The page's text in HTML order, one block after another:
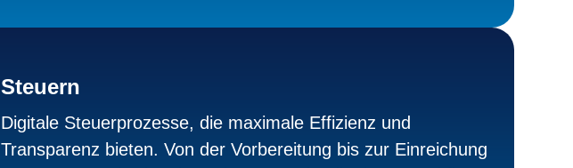
Steuern
Digitale Steuerprozesse, die maximale Effizienz und
Transparenz bieten. Von der Vorbereitung bis zur Einreichung